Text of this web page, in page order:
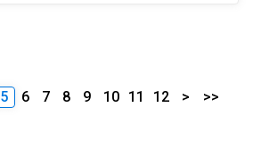
5 6 7 8 9 10 11 12 > >>